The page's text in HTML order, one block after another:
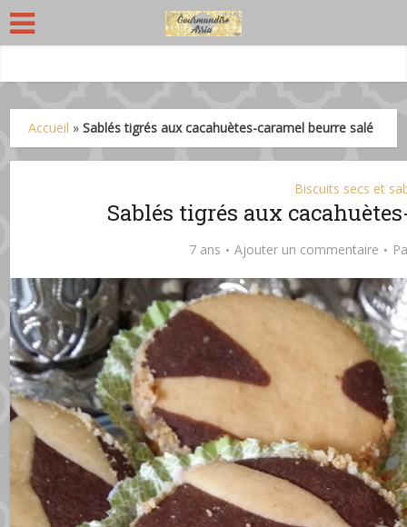
Accueil »Sablés tigrés aux cacahuètes-caramel beurre salé
Biscuits secs et
Sablés tigrés aux
7 ans Ajouter un commentaire